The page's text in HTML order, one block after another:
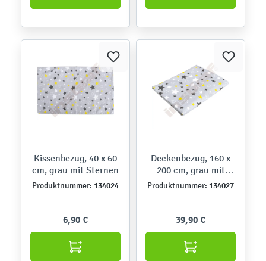
Kissenbezug, 40 x 60
cm, grau mit Sternen
Produktnummer: 134024
6,90 €
Deckenbezug, 160 x
200 cm, grau mit
Sternen
Produktnummer: 134027
39,90 €